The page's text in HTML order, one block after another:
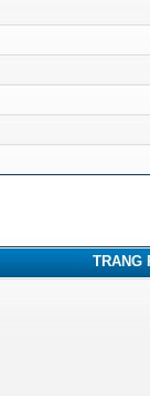
TRANG